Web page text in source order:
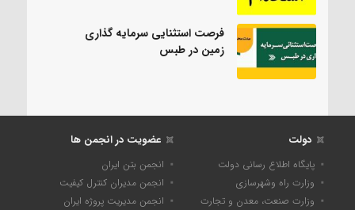
فرصت استثنایی سرمایه گذاری
زمین در طبس
دولت
پایگاه اطلاع رسانی دولت
وزارت راه وشهرسازی
وزارت صنعت، معدن و تجارت
عضویت در انجمن ها
انجمن بتن ایران
انجمن مدیران کنترل کیفیت
انجمن مدیریت پروژه ایران